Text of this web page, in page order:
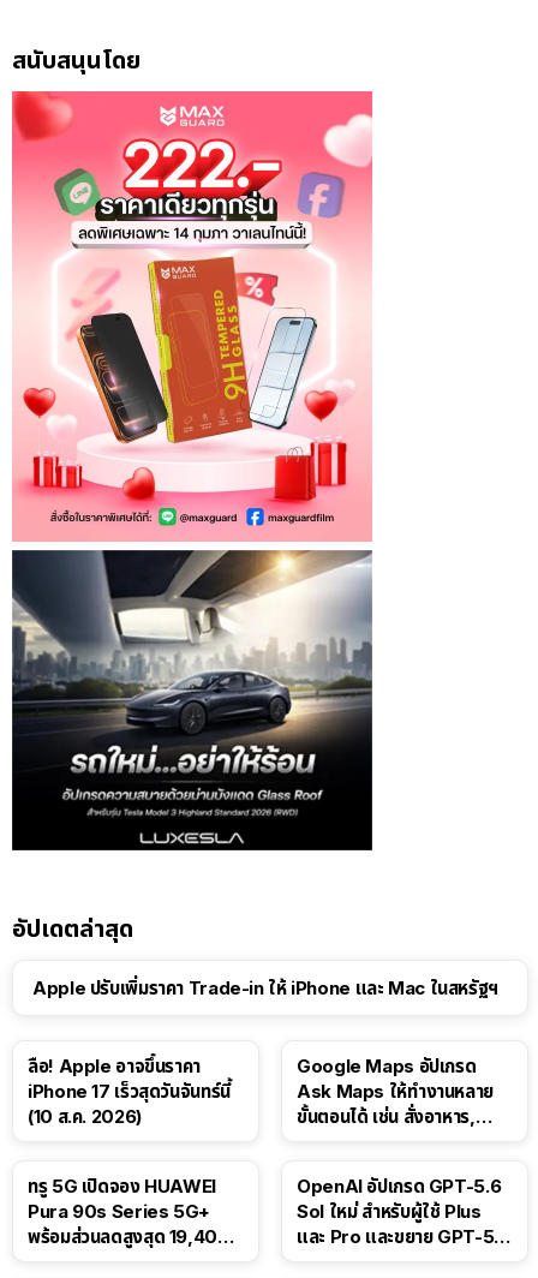
สนับสนุนโดย
อัปเดตล่าสุด
Apple ปรับเพิ่มราคา Trade-in ให้ iPhone และ Mac ในสหรัฐฯ
ลือ! Apple อาจขึ้นราคา
iPhone 17 เร็วสุดวันจันทร์นี้
(10 ส.ค. 2026)
Google Maps อัปเกรด
Ask Maps ให้ทำงานหลาย
ขั้นตอนได้ เช่น สั่งอาหาร,
ทรู 5G เปิดจอง HUAWEI
Pura 90s Series 5G+
พร้อมส่วนลดสูงสุด 19,400
OpenAI อัปเกรด GPT-5.6
Sol ใหม่ สำหรับผู้ใช้ Plus
และ Pro และขยาย GPT-5.6